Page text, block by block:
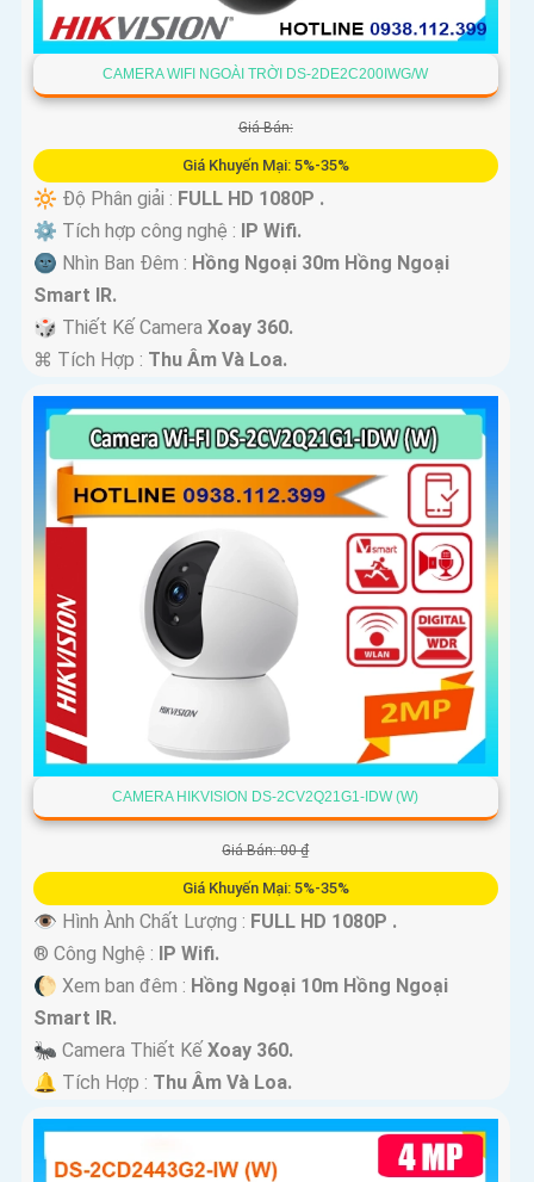
CAMERA WIFI NGOÀI TRỜI DS-2DE2C200IWG/W
Giá Bán:
Giá Khuyến Mại: 5%-35%
🔆 Độ Phân giải : FULL HD 1080P .
⚙ Tích hợp công nghệ : IP Wifi.
🌚 Nhìn Ban Đêm : Hồng Ngoại 30m Hồng Ngoại
Smart IR.
🎲 Thiết Kế Camera Xoay 360.
️⌘ Tích Hợp : Thu Âm Và Loa.
CAMERA HIKVISION DS-2CV2Q21G1-IDW (W)
Giá Bán: 00 ₫
Giá Khuyến Mại: 5%-35%
👁 Hình Ành Chất Lượng : FULL HD 1080P .
®️ Công Nghệ : IP Wifi.
🌔 Xem ban đêm : Hồng Ngoại 10m Hồng Ngoại
Smart IR.
🐜 Camera Thiết Kế Xoay 360.
️🔔 Tích Hợp : Thu Âm Và Loa.